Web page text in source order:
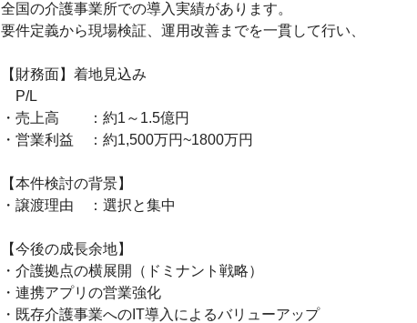
全国の介護事業所での導入実績があります。
要件定義から現場検証、運用改善までを一貫して行い、
【財務面】着地見込み
P/L
・売上高　　：約1～1.5億円
・営業利益　：約1,500万円~1800万円
【本件検討の背景】
・譲渡理由　：選択と集中
【今後の成長余地】
・介護拠点の横展開（ドミナント戦略）
・連携アプリの営業強化
・既存介護事業へのIT導入によるバリューアップ